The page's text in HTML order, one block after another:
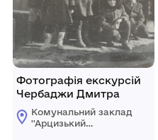
Фотографія екскурсій
Чербаджи Дмитра
Комунальний заклад
''Арцизький